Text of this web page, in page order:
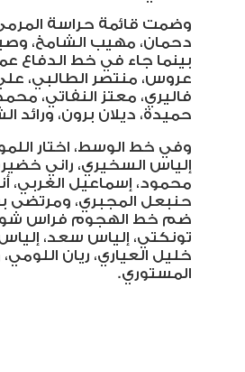
وضمت قائمة حراسة
دحمان، مهيب الشامخ،
بينما جاء في خط الدفاع
عروس، منتصر الطالبي،
فاليري، معتز النفاتي،
حميدة، ديلان برون، ورائد
وفي خط الوسط، اختار
إلياس السخيري، راني
محمود، إسماعيل الغربي،
حنبعل المجبري، ومرتضى
ضم خط الهجوم فراس
تونكتي، إلياس سعد،
خليل العياري، ريان
المستوري.